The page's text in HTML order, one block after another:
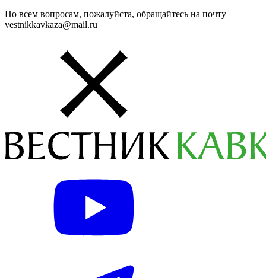
По всем вопросам, пожалуйста, обращайтесь на почту
vestnikkavkaza@mail.ru